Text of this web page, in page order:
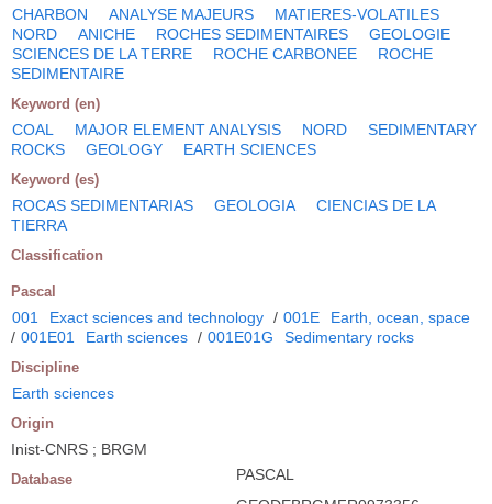
CHARBON ANALYSE MAJEURS
MATIERES-VOLATILES
NORD
ANICHE ROCHES SEDIMENTAIRES
GEOLOGIE
SCIENCES DE LA TERRE
ROCHE CARBONEE
ROCHE
SEDIMENTAIRE
Keyword (en)
COAL MAJOR ELEMENT ANALYSIS NORD
SEDIMENTARY
ROCKS
GEOLOGY EARTH SCIENCES
Keyword (es)
ROCAS SEDIMENTARIAS GEOLOGIA
CIENCIAS DE LA
TIERRA
Classification
Pascal
001 Exact sciences and technology / 001E
Earth, ocean, space
/ 001E01 Earth sciences / 001E01G Sedimentary rocks
Discipline
Earth sciences
Origin
Inist-CNRS ; BRGM
Database PASCAL